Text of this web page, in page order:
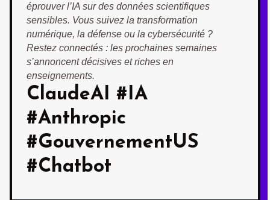
éprouver l’IA sur des données scientifiques
sensibles. Vous suivez la transformation
numérique, la défense ou la cybersécurité ?
Restez connectés : les prochaines semaines
s’annoncent décisives et riches en
enseignements.
ClaudeAI #IA
#Anthropic
#GouvernementUS
#Chatbot